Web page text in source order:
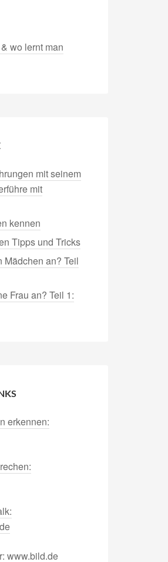
wo lernt man
mit seinem
mit
kennen
Tipps und Tricks
Mädchen an? Teil
Frau an? Teil 1:
erkennen:
www.bild.de